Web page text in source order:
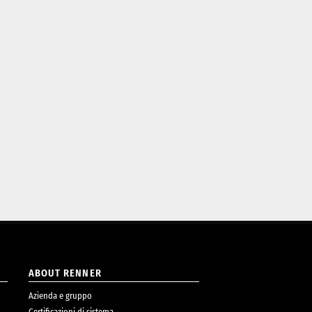
ABOUT RENNER
Azienda e gruppo